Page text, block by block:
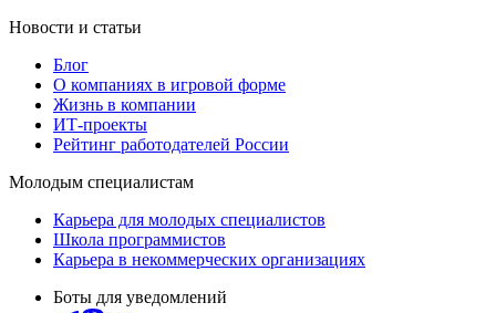
Новости и статьи
Блог
О компаниях в игровой форме
Жизнь в компании
ИТ-проекты
Рейтинг работодателей России
Молодым специалистам
Карьера для молодых специалистов
Школа программистов
Карьера в некоммерческих организациях
Боты для уведомлений